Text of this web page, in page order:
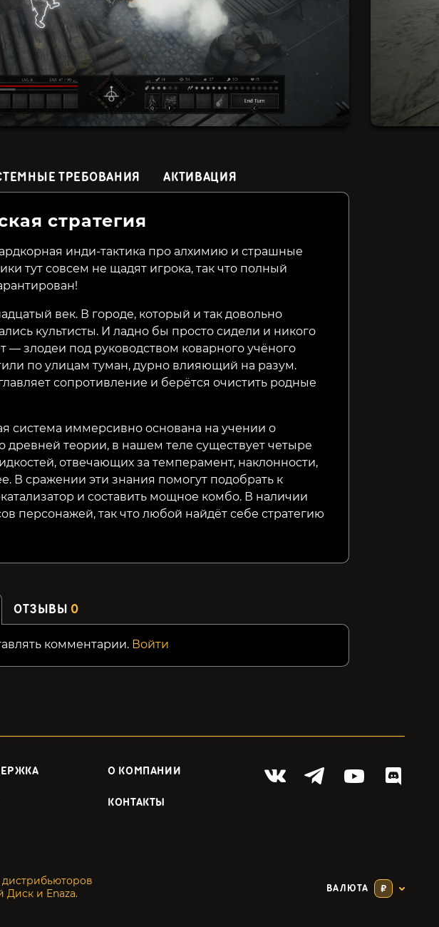
Unification Wars
кроме РФ и РБ)
ТРЕБОВАНИЯ АКТИВАЦИЯ
стратегия
инди-тактика про алхимию и страшные
тут совсем не щадят игрока, так что полный
век. В городе, который и так довольно
культисты. И ладно бы просто сидели и никого
— злодеи под руководством коварного учёного
по улицам туман, дурно влияющий на разум.
сопротивление и берётся очистить родные
система иммерсивно основана на учении о
древней теории, в нашем теле существует четыре
отвечающих за темперамент, наклонности,
В сражении эти знания помогут подобрать к
и составить мощное комбо. В наличии
персонажей, так что любой найдёт себе стратегию
ОТЗЫВЫ 0
комментарии. Войти
О КОМПАНИИ
КОНТАКТЫ
Диск и Enaza.
ВАЛЮТА ₽